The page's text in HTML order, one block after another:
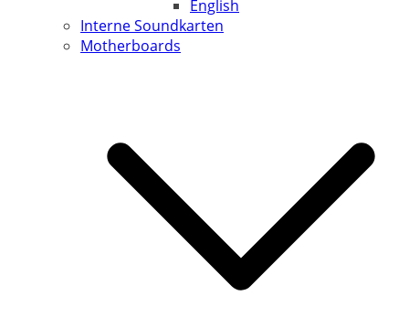
English
Interne Soundkarten
Motherboards